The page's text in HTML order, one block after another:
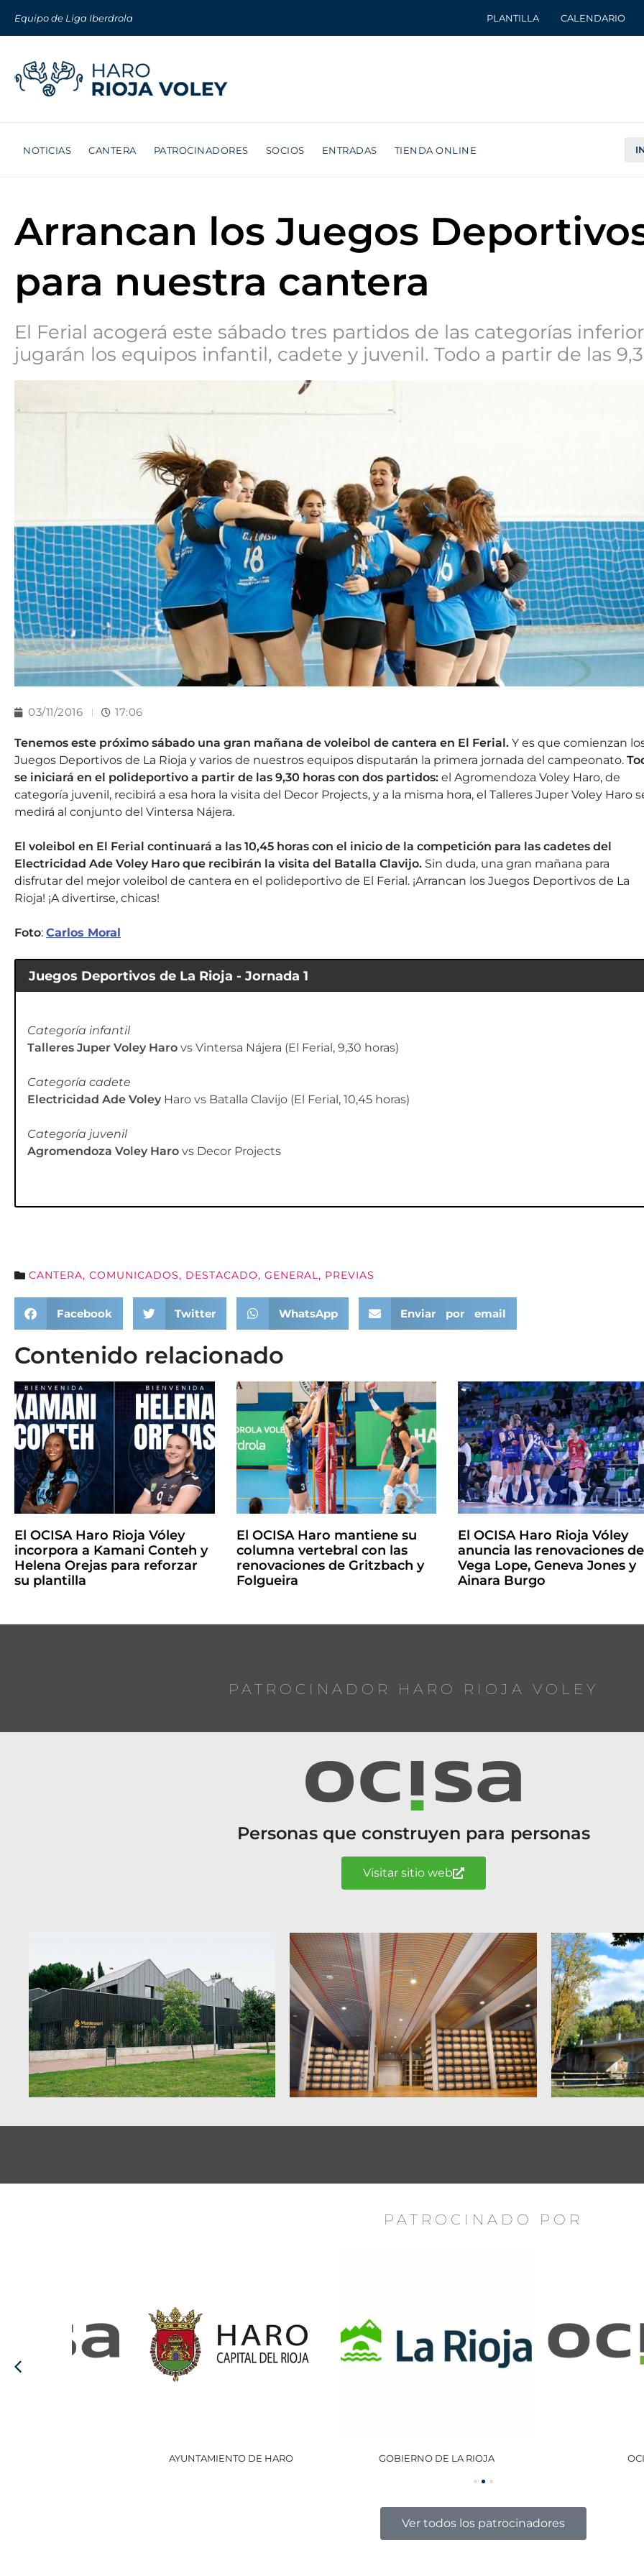
Equipo de Liga Iberdrola PLANTILLA CALENDARIO
NOTICIAS CANTERA PATROCINADORES SOCIOS ENTRADAS TIENDA ONLINE
Arrancan los Juegos
para nuestra cantera
El Ferial acogerá este sábado tres partidos de las categorías
jugarán los equipos infantil, cadete y juvenil. Todo a partir de las
03/11/2016 17:06
Tenemos este próximo sábado una gran mañana de voleibol de cantera en El Ferial. Y es que comienzan
Juegos Deportivos de La Rioja y varios de nuestros equipos disputarán la primera jornada del campeonato.
se iniciará en el polideportivo a partir de las 9,30 horas con dos partidos: el Agromendoza Voley Haro, de
categoría juvenil, recibirá a esa hora la visita del Decor Projects, y a la misma hora, el Talleres Juper Voley Haro
medirá al conjunto del Vintersa Nájera.
El voleibol en El Ferial continuará a las 10,45 horas con el inicio de la competición para las cadetes del
Electricidad Ade Voley Haro que recibirán la visita del Batalla Clavijo. Sin duda, una gran mañana para
disfrutar del mejor voleibol de cantera en el polideportivo de El Ferial. ¡Arrancan los Juegos Deportivos de La
Rioja! ¡A divertirse, chicas!
Foto: Carlos Moral
Juegos Deportivos de La Rioja - Jornada 1
Categoría infantil
Talleres Juper Voley Haro vs Vintersa Nájera (El Ferial, 9,30 horas)
Categoría cadete
Electricidad Ade Voley Haro vs Batalla Clavijo (El Ferial, 10,45 horas)
Categoría juvenil
Agromendoza Voley Haro vs Decor Projects
CANTERA, COMUNICADOS, DESTACADO, GENERAL, PREVIAS
Facebook Twitter WhatsApp Enviar por email
Contenido relacionado
El OCISA Haro Rioja Vóley
incorpora a Kamani Conteh y
Helena Orejas para reforzar
su plantilla
El OCISA Haro mantiene su
columna vertebral con las
renovaciones de Gritzbach y
Folgueira
El OCISA Haro Rioja Vóley
anuncia las renovaciones de
Vega Lope, Geneva Jones y
Ainara Burgo
PATROCINADOR HARO RIOJA VOLEY
Personas que construyen para personas
Visitar sitio web
PATROCINADO POR
AYUNTAMIENTO DE HARO GOBIERNO DE LA RIOJA
Ver todos los patrocinadores